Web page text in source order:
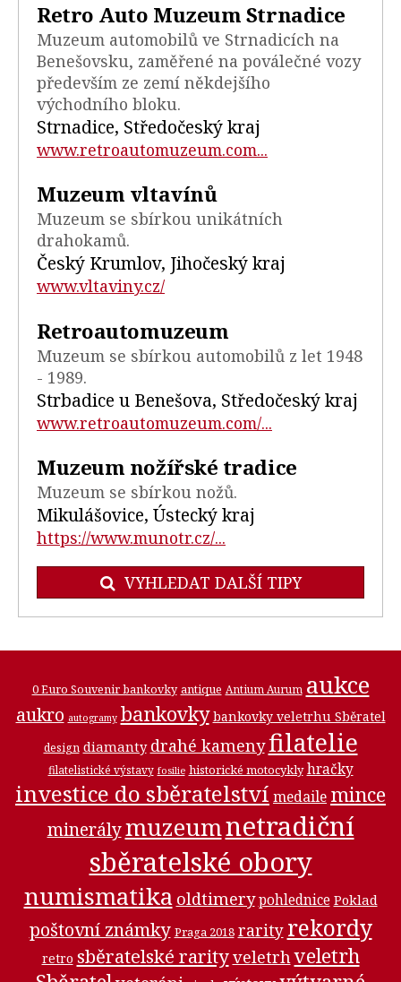
Retro Auto Muzeum Strnadice
Muzeum automobilů ve Strnadicích na
Benešovsku, zaměřené na poválečné vozy
především ze zemí někdejšího
východního bloku.
Strnadice, Středočeský kraj
www.retroautomuzeum.com...
Muzeum vltavínů
Muzeum se sbírkou unikátních
drahokamů.
Český Krumlov, Jihočeský kraj
www.vltaviny.cz/
Retroautomuzeum
Muzeum se sbírkou automobilů z let 1948
- 1989.
Strbadice u Benešova, Středočeský kraj
www.retroautomuzeum.com/...
Muzeum nožířské tradice
Muzeum se sbírkou nožů.
Mikulášovice, Ústecký kraj
https://www.munotr.cz/...
VYHLEDAT DALŠÍ TIPY
0 Euro Souvenir bankovky antique Antium Aurum aukce
aukro autogramy bankovky bankovky veletrhu Sběratel
design diamanty drahé kamenyfilatelie
filatelistické výstavy fosilie historické motocykly hračky
investice do sběratelství medaile mince
minerálymuzeumnetradiční
sběratelské obory
numismatika oldtimery pohlednice Poklad
poštovní známky Praga 2018 rarity rekordy
retro sběratelské rarityveletrhveletrh